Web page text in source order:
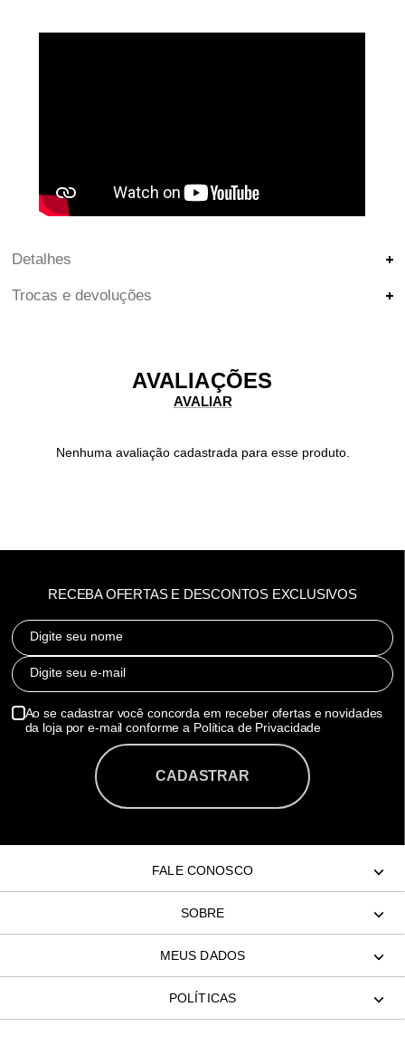
Detalhes
Trocas e devoluções
AVALIAÇÕES
Nenhuma avaliação cadastrada para esse produto.
RECEBA OFERTAS E DESCONTOS EXCLUSIVOS
Digite seu nome
Digite seu e-mail
CADASTRAR
Ao se cadastrar você concorda em receber ofertas e novidades
da loja por e-mail conforme a Política de Privacidade
FALE CONOSCO
SOBRE
MEUS DADOS
POLÍTICAS